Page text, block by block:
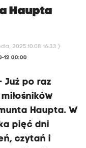
Haupta
2025.10.08 16:33 )
12 00:00
Już po raz
Haupta. W
pięć dni
czytań i